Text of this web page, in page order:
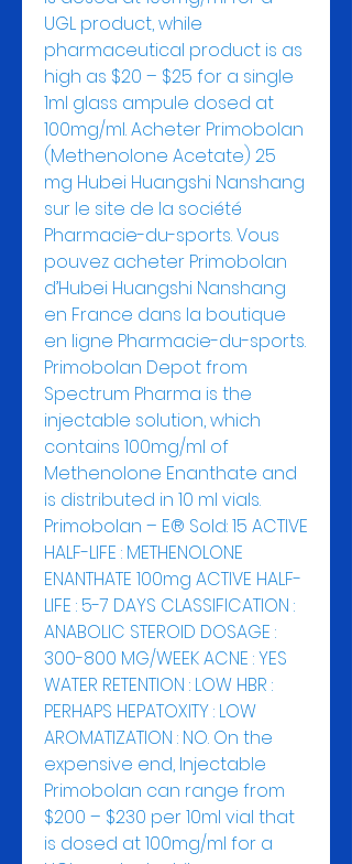
UGL product, while
pharmaceutical product is as
high as $20 – $25 for a single
1ml glass ampule dosed at
100mg/ml. Acheter Primobolan
(Methenolone Acetate) 25
mg Hubei Huangshi Nanshang
sur le site de la société
Pharmacie-du-sports. Vous
pouvez acheter Primobolan
d’Hubei Huangshi Nanshang
en France dans la boutique
en ligne Pharmacie-du-sports.
Primobolan Depot from
Spectrum Pharma is the
injectable solution, which
contains 100mg/ml of
Methenolone Enanthate and
is distributed in 10 ml vials.
Primobolan – E® Sold: 15 ACTIVE
HALF-LIFE : METHENOLONE
ENANTHATE 100mg ACTIVE HALF-
LIFE : 5-7 DAYS CLASSIFICATION :
ANABOLIC STEROID DOSAGE :
300-800 MG/WEEK ACNE : YES
WATER RETENTION : LOW HBR :
PERHAPS HEPATOXITY : LOW
AROMATIZATION : NO. On the
expensive end, Injectable
Primobolan can range from
$200 – $230 per 10ml vial that
is dosed at 100mg/ml for a